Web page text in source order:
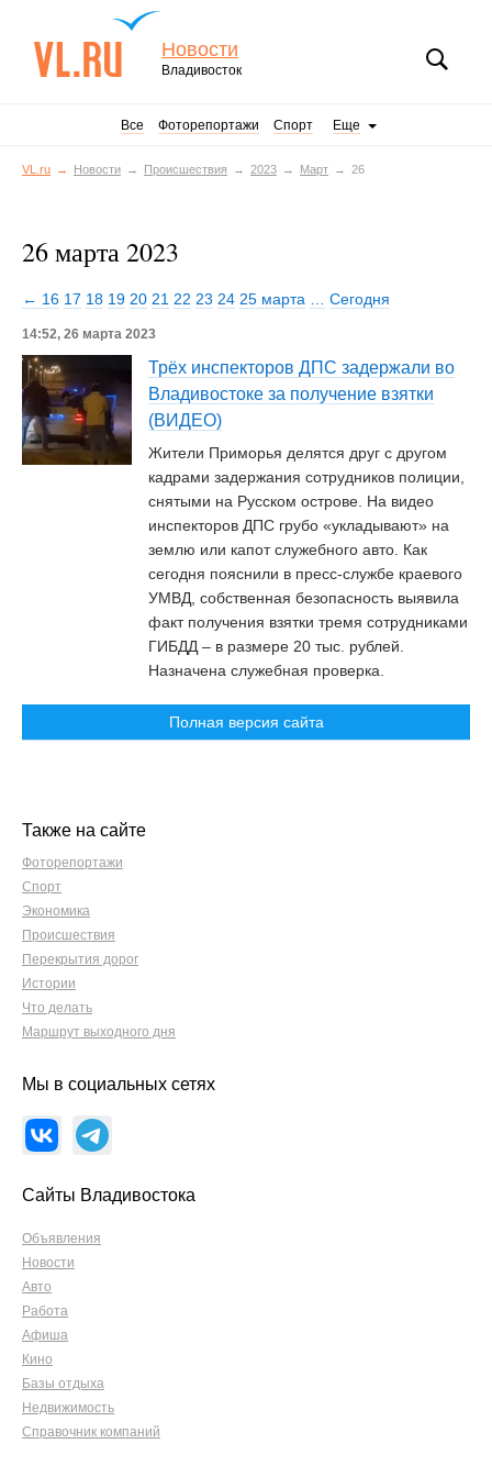
Новости
Владивосток
Все Фоторепортажи Спорт Еще
VL.ru Новости Происшествия 2023 Март 26
26 марта 2023
← 16 17 18 19 20 21 22 23 24 25 марта Сегодня
14:52, 26 марта 2023
Трёх инспекторов ДПС задержали во
Владивостоке за получение взятки
(ВИДЕО)
Жители Приморья делятся друг с другом
кадрами задержания сотрудников полиции,
снятыми на Русском острове. На видео
инспекторов ДПС грубо «укладывают» на
землю или капот служебного авто. Как
сегодня пояснили в пресс-службе краевого
УМВД, собственная безопасность выявила
факт получения взятки тремя сотрудниками
ГИБДД – в размере 20 тыс. рублей.
Назначена служебная проверка.
Полная версия сайта
Также на сайте
Фоторепортажи
Спорт
Экономика
Происшествия
Перекрытия дорог
Истории
Что делать
Маршрут выходного дня
Мы в социальных сетях
Сайты Владивостока
Объявления
Новости
Авто
Работа
Афиша
Кино
Базы отдыха
Недвижимость
Справочник компаний